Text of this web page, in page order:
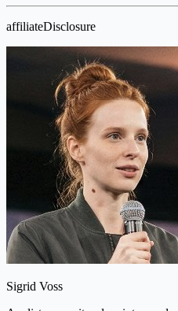
affiliateDisclosure
Sigrid Voss